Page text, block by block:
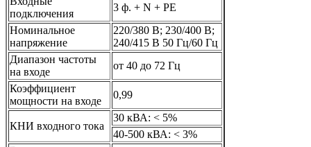
подключения
3 ф. + N + PE
Номинальное
напряжение
220/380 В; 230/400 В;
240/415 В 50 Гц/60 Гц
Диапазон частоты
на входе
от 40 до 72 Гц
Коэффициент
мощности на входе
0,99
КНИ входного тока
30 кВА: < 5%
40-500 кВА: < 3%